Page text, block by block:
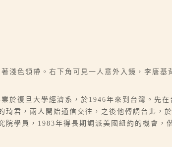
淺色領帶。右下角可見一人意外入鏡，李唐基
於復旦大學經濟系，於1946年來到台灣。先
君，兩人開始通信交往，之後他轉調台北，
學員，1983年得長期調派美國紐約的機會，